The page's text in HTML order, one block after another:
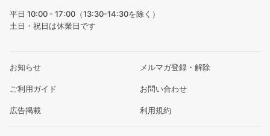
平日 10:00 - 17:00（13:30-14:30を除く）
土日・祝日は休業日です
お知らせ メルマガ登録・解除
ご利用ガイド お問い合わせ
広告掲載 利用規約